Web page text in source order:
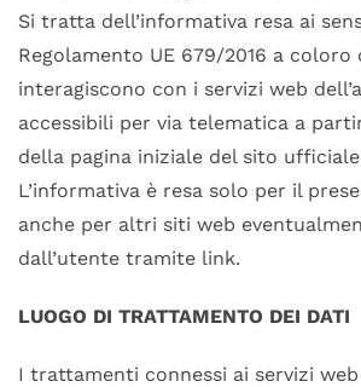
Si tratta dell’informativa resa ai
Regolamento UE 679/2016 a coloro
interagiscono con i servizi web
accessibili per via telematica a
della pagina iniziale del sito
L’informativa è resa solo per il
anche per altri siti web
dall’utente tramite link.
LUOGO DI TRATTAMENTO DEI DATI
I trattamenti connessi ai servizi